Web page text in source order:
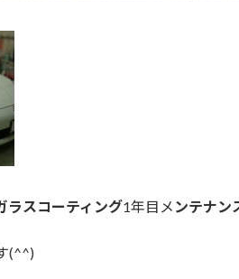
ラスコーティング1年目メ ンテナン
(^^)